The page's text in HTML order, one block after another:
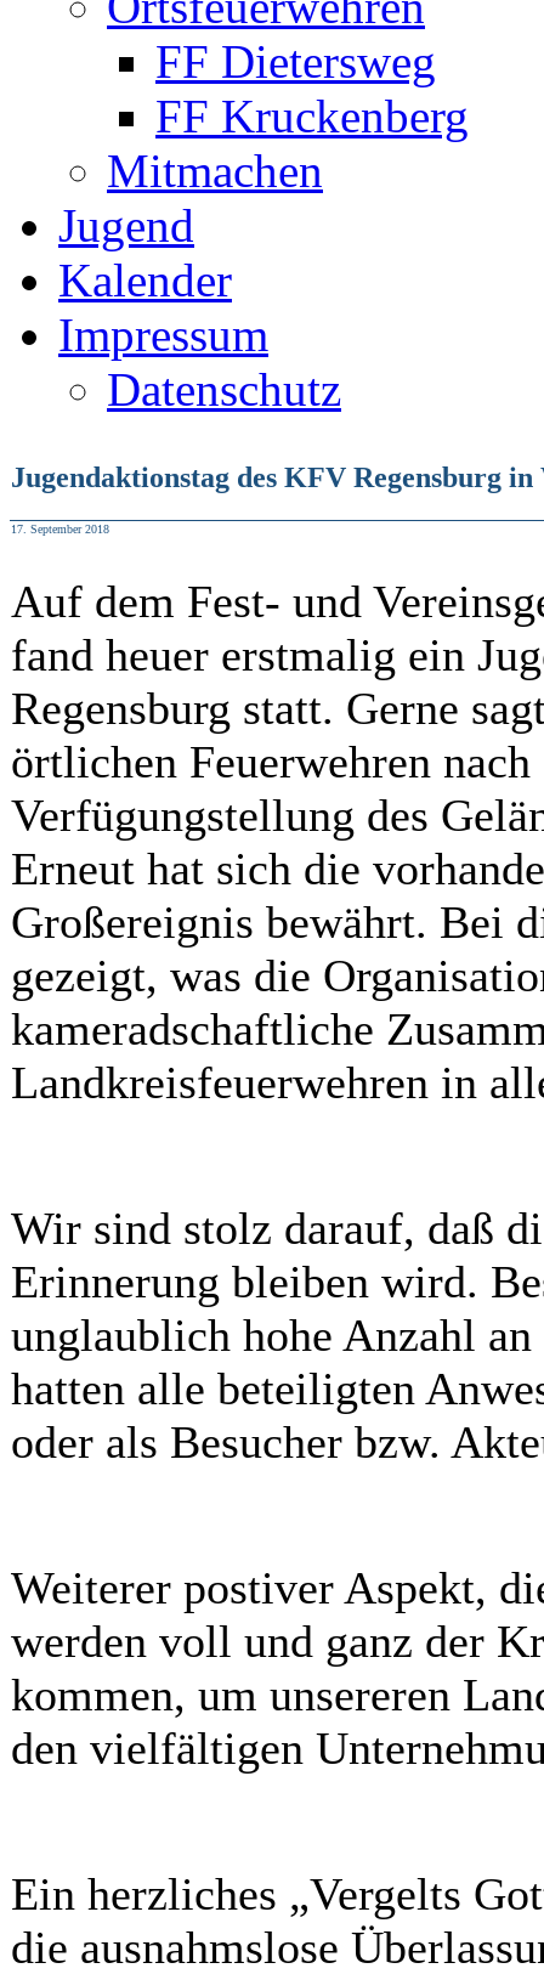
FF Dietersweg
FF Kruckenberg
Mitmachen
Jugend
Kalender
Impressum
Datenschutz
Jugendaktionstag des KFV Regensburg in
17. September 2018
Auf dem Fest- und
fand heuer erstmalig ein
Regensburg statt. Gerne
örtlichen Feuerwehren
Verfügungstellung des
Erneut hat sich die
Großereignis bewährt. Bei
gezeigt, was die
kameradschaftliche
Landkreisfeuerwehren in
Wir sind stolz darauf, daß
Erinnerung bleiben wird.
unglaublich hohe Anzahl
hatten alle beteiligten
oder als Besucher bzw.
Weiterer postiver Aspekt,
werden voll und ganz der
kommen, um unsereren
den vielfältigen
Ein herzliches „Vergelts
die ausnahmslose